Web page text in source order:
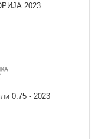
2023
0.75 - 2023